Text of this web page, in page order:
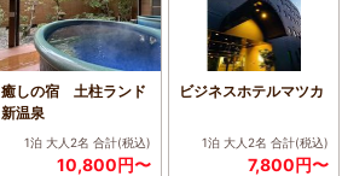
癒しの宿 土柱ランド
新温泉
1泊 大人2名 合計(税込)
10,800円〜
ビジネスホテルマツカ
1泊 大人2名 合計(税込)
7,800円〜